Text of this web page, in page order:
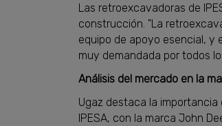
Las retroexcavadoras de
construcción. "La
equipo de apoyo esencial, y
muy demandada por todos
Análisis del mercado en la
Ugaz destaca la importancia
IPESA, con la marca John